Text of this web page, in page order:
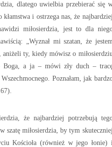
dlatego uwielbia przebierać się
i ostrzega nas, że najbardziej
miłosierdzia, jest to dla
„Wyznał mi szatan, że
ty, kiedy mówisz o
Boga, a ja – mówi zły duch –
Poznałam, jak
że najbardziej potrzebują
szatę miłosierdzia, by tym skuteczniej
Kościoła (również w jego łonie)